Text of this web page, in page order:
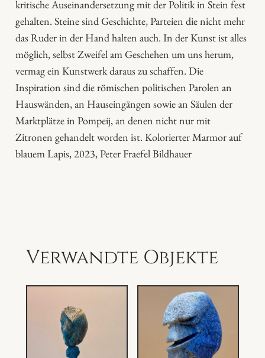
f
kritische Auseinandersetzung mit der Politik in Stein fest
gehalten. Steine sind Geschichte, Parteien die nicht mehr
das Ruder in der Hand halten auch. In der Kunst ist alles
möglich, selbst Zweifel am Geschehen um uns herum,
vermag ein Kunstwerk daraus zu schaffen. Die
Inspiration sind die römischen politischen Parolen an
Hauswänden, an Hauseingängen sowie an Säulen der
Marktplätze in Pompeij, an denen nicht nur mit
Zitronen gehandelt worden ist. Kolorierter Marmor auf
blauem Lapis, 2023, Peter Fraefel Bildhauer
Verwandte Objekte